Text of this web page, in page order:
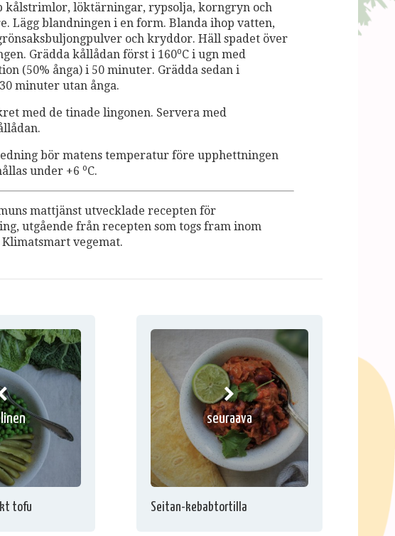
kålstrimlor, löktärningar, rypsolja, korngryn och
Lägg blandningen i en form. Blanda ihop vatten,
och kryddor. Häll spadet över
Grädda kållådan först i 160oC i ugn med
(50% ånga) i 50 minuter. Grädda sedan i
minuter utan ånga.
med de tinade lingonen. Servera med
bör matens temperatur före upphettningen
under +6 oC.
mattjänst utvecklade recepten för
utgående från recepten som togs fram inom
vegemat.
tofu
seuraava
Seitan-kebabtortilla